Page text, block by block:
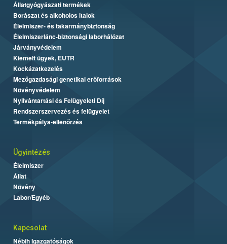
Állatgyógyászati termékek
Borászat és alkoholos italok
Élelmiszer- és takarmánybiztonság
Élelmiszerlánc-biztonsági laborhálózat
Járványvédelem
Kiemelt ügyek, EUTR
Kockázatkezelés
Mezőgazdasági genetikai erőforrások
Növényvédelem
Nyilvántartási és Felügyeleti Díj
Rendszerszervezés és felügyelet
Termékpálya-ellenőrzés
Ügyintézés
Élelmiszer
Állat
Növény
Labor/Egyéb
Kapcsolat
Nébih Igazgatóságok